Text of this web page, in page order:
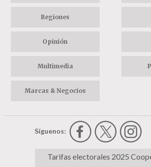
Regiones
Opinión
Multimedia
Marcas & Negocios
Síguenos:
Tarifas electorales 2025